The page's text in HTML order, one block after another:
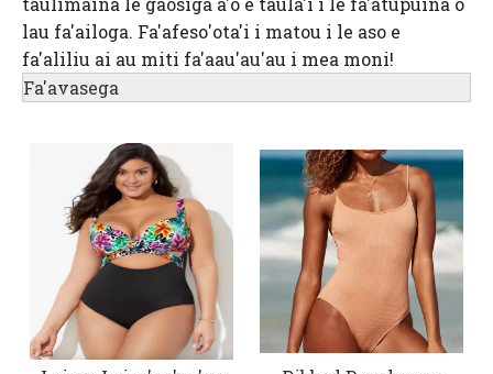
lau fa'ailoga. Fa'afeso'ota'i i matou i le aso e
fa'aliliu ai au miti fa'aau'au'au i mea moni!
Fa'avasega